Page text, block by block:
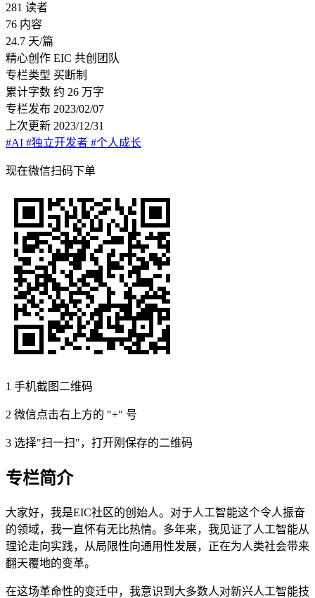
281 读者
76 内容
24.7 天/篇
精心创作 EIC 共创团队
专栏类型 买断制
累计字数 约 26 万字
专栏发布 2023/02/07
上次更新 2023/12/31
#AI #独立开发者 #个人成长
现在微信扫码下单
1 手机截图二维码
2 微信点击右上方的 "+" 号
3 选择"扫一扫"，打开刚保存的二维码
专栏简介
大家好，我是EIC社区的创始人。对于人工智能这个令人振奋
的领域，我一直怀有无比热情。多年来，我见证了人工智能从
理论走向实践，从局限性向通用性发展，正在为人类社会带来
翻天覆地的变革。
在这场革命性的变迁中，我意识到大多数人对新兴人工智能技